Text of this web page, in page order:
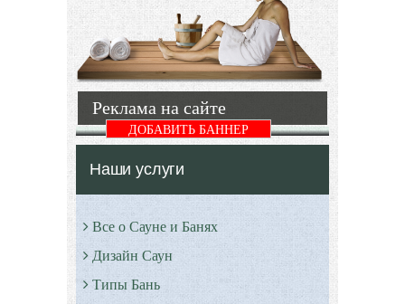
моечной
Подробнее
выбрать
правильные
Подробнее
Реклама на сайте
ДОБАВИТЬ БАННЕР
Наши услуги
Все о Сауне и Банях
Дизайн Саун
Типы Бань